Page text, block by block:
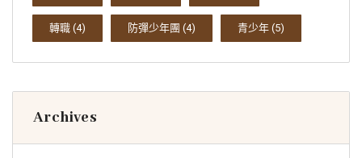
轉職 (4) 防彈少年團 (4) 青少年 (5)
Archives